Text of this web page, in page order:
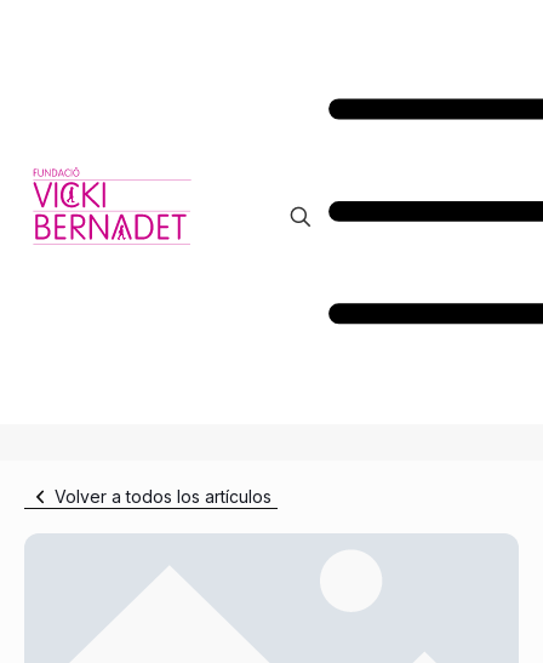
Volver a todos los artículos